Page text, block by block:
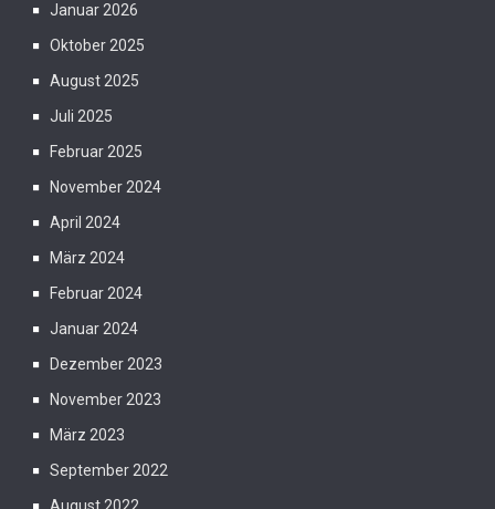
Januar 2026
Oktober 2025
August 2025
Juli 2025
Februar 2025
November 2024
April 2024
März 2024
Februar 2024
Januar 2024
Dezember 2023
November 2023
März 2023
September 2022